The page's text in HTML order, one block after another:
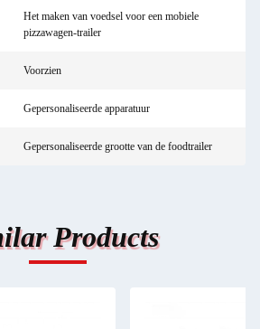
Het maken van voedsel voor een mobiele
pizzawagen-trailer
Voorzien
Gepersonaliseerde apparatuur
Gepersonaliseerde grootte van de foodtrailer
Products